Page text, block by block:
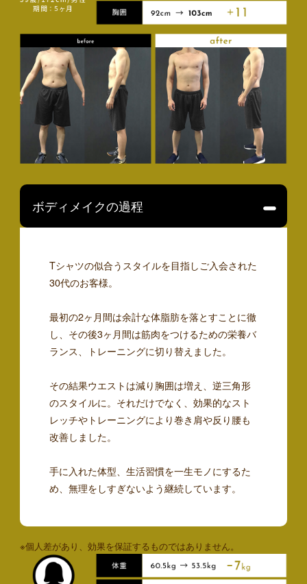
ボディメイクの過程
Tシャツの似合うスタイルを目指しご入会された
30代のお客様。
最初の2ヶ月間は余計な体脂肪を落とすことに徹
し、その後3ヶ月間は筋肉をつけるための栄養バ
ランス、トレーニングに切り替えました。
その結果ウエストは減り胸囲は増え、逆三角形
のスタイルに。それだけでなく、効果的なスト
レッチやトレーニングにより巻き肩や反り腰も
改善しました。
手に入れた体型、生活習慣を一生モノにするた
め、無理をしすぎないよう継続しています。
※個人差があり、効果を保証するものではありません。